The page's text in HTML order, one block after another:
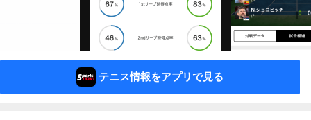
テニス情報をアプリで見る